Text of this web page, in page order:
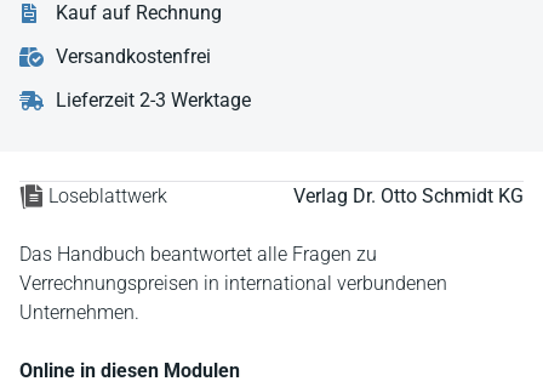
Loseblattwerk Verlag Dr. Otto Schmidt KG
Das Handbuch beantwortet alle Fragen zu
Verrechnungspreisen in international verbundenen
Unternehmen.
Online in diesen Modulen
Kauf auf Rechnung
Versandkostenfrei
Lieferzeit 2-3 Werktage